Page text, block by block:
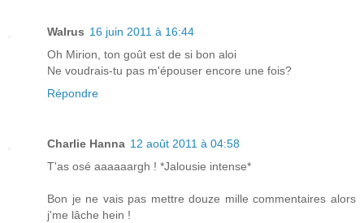
Walrus 16 juin 2011 à 16:44
Oh Mirion, ton goût est de si bon aloi
Ne voudrais-tu pas m'épouser encore une fois?
Répondre
Charlie Hanna 12 août 2011 à 04:58
T'as osé aaaaaargh ! *Jalousie intense*
Bon je ne vais pas mettre douze mille commentaires alors
j'me lâche hein !